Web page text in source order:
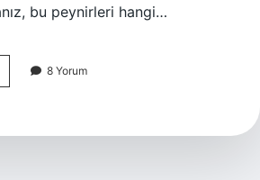
bu peynirleri hangi…
8 Yorum